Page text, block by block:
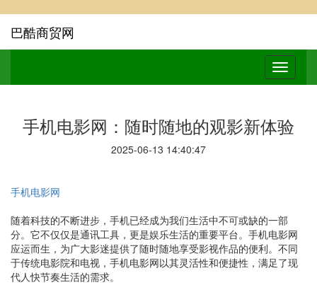
巴酷商贸网
手机电影网：随时随地的观影新体验
2025-06-13 14:40:47
手机电影网
随着科技的不断进步，手机已经成为我们生活中不可或缺的一部
分。它不仅仅是通讯工具，更是娱乐生活的重要平台。手机电影网
应运而生，为广大影迷提供了随时随地享受影视作品的便利。不同
于传统电影院和电视，手机电影网以其灵活性和便捷性，满足了现
代人快节奏生活的需求。